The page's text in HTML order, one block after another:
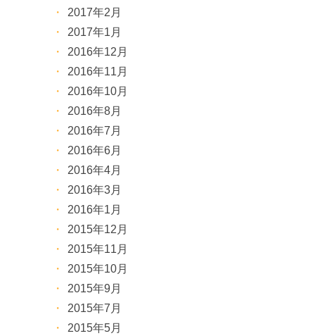
2017年2月
2017年1月
2016年12月
2016年11月
2016年10月
2016年8月
2016年7月
2016年6月
2016年4月
2016年3月
2016年1月
2015年12月
2015年11月
2015年10月
2015年9月
2015年7月
2015年5月